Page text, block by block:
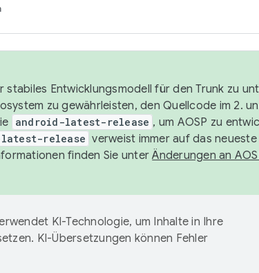
stabiles Entwicklungsmodell für den Trunk zu
zu gewährleisten, den Quellcode im 2.
android-latest-release , um AOSP zu
release verweist immer auf das neueste
finden Sie unterÄnderungen an
KI-Technologie, um Inhalte in Ihre
KI-Übersetzungen können Fehler